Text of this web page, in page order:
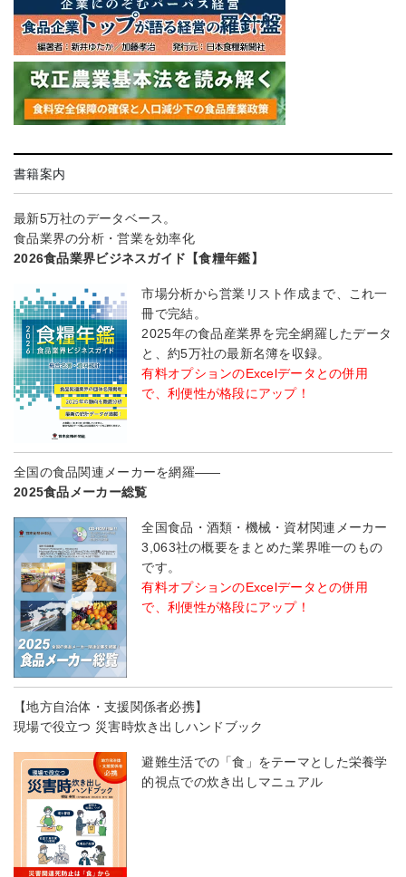
書籍案内
最新5万社のデータベース。
食品業界の分析・営業を効率化
2026食品業界ビジネスガイド【食糧年鑑】
市場分析から営業リスト作成まで、これ一
冊で完結。
2025年の食品産業界を完全網羅したデータ
と、約5万社の最新名簿を収録。
有料オプションのExcelデータとの併用
で、利便性が格段にアップ！
全国の食品関連メーカーを網羅――
2025食品メーカー総覧
全国食品・酒類・機械・資材関連メーカー
3,063社の概要をまとめた業界唯一のもの
です。
有料オプションのExcelデータとの併用
で、利便性が格段にアップ！
【地方自治体・支援関係者必携】
現場で役立つ 災害時炊き出しハンドブック
避難生活での「食」をテーマとした栄養学
的視点での炊き出しマニュアル